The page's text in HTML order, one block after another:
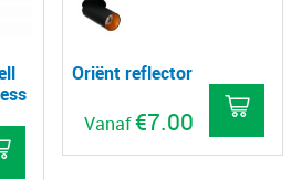
Oriënt reflector
Vanaf€7.00
Dit